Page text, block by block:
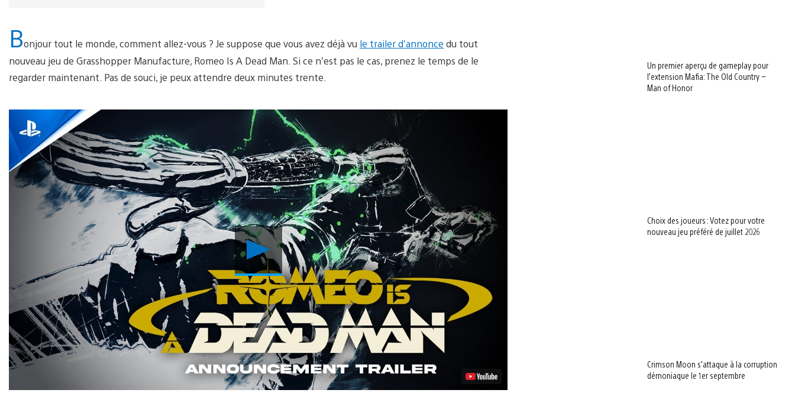
Bonjour tout le monde, comment allez-vous ? Je suppose que vous avez déjà vu le trailer d’annonce du tout
nouveau jeu de Grasshopper Manufacture, Romeo Is A Dead Man. Si ce n’est pas le cas, prenez le temps de le
regarder maintenant. Pas de souci, je peux attendre deux minutes trente.
Lancer
la
vidéo
Un premier aperçu de gameplay pour
l’extension Mafia: The Old Country –
Man of Honor
Choix des joueurs : Votez pour votre
nouveau jeu préféré de juillet 2026
Crimson Moon s’attaque à la corruption
démoniaque le 1er septembre